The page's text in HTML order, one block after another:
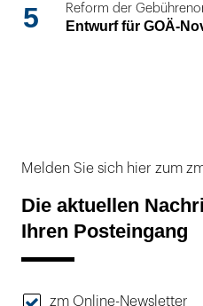
5 Reform der
Entwurf für GOÄ-
Melden Sie sich hier zum
Die aktuellen
Ihren Posteingang
zm Online-Newsletter